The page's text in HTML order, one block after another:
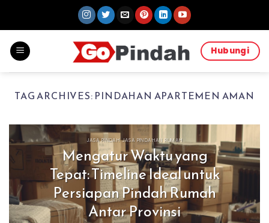
Hubungi
TAG ARCHIVES: PINDAHAN APARTEMEN AMAN
JASA PINDAH JASA PINDAHAN RUMAH
Mengatur Waktu yang
Tepat: Timeline Ideal untuk
Persiapan Pindah Rumah
Antar Provinsi